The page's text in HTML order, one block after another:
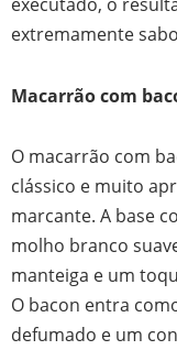
extremamente
Macarrão com
O macarrão com
clássico e muito
marcante. A base
molho branco
manteiga e um
O bacon entra
defumado e um